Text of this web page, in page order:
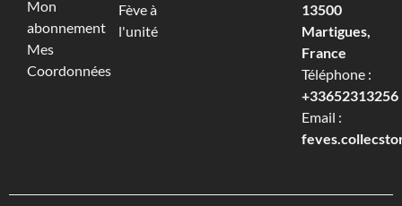
Mon
abonnement
Mes
Coordonnées
Fève à
l'unité
13500
Martigues,
France
Téléphone :
+33652313256‬
Email :